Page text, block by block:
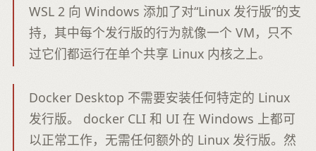
WSL 2 向 Windows 添加了对“Linux 发行版”的支
持，其中每个发行版的行为就像一个 VM，只不
过它们都运行在单个共享 Linux 内核之上。
Docker Desktop 不需要安装任何特定的 Linux
发行版。 docker CLI 和 UI 在 Windows 上都可
以正常工作，无需任何额外的 Linux 发行版。然